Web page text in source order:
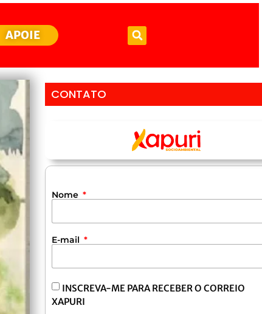
APOIE
CONTATO
Nome
E-mail
INSCREVA-ME PARA RECEBER O CORREIO
XAPURI